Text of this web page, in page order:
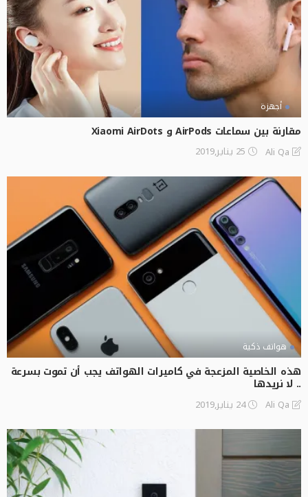
أجهزة
مقارنة بين سماعات AirPods و Xiaomi AirDots
Ali Qa 25 يناير,2019
هواتف ذكية
هذه الخاصية المزعجة في كاميرات الهواتف يجب أن تموت بسرعة
.. لا نريدها
Ali Qa 24 يناير,2019